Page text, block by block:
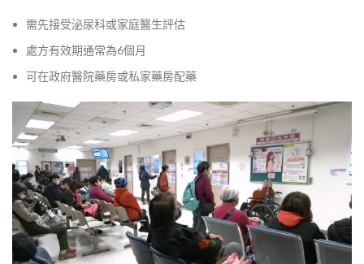
需先接受泌尿科或家庭醫生評估
處方有效期通常為6個月
可在政府醫院藥房或私家藥房配藥